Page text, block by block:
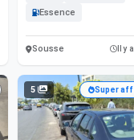
Essence
Sousse Il y
5 Super